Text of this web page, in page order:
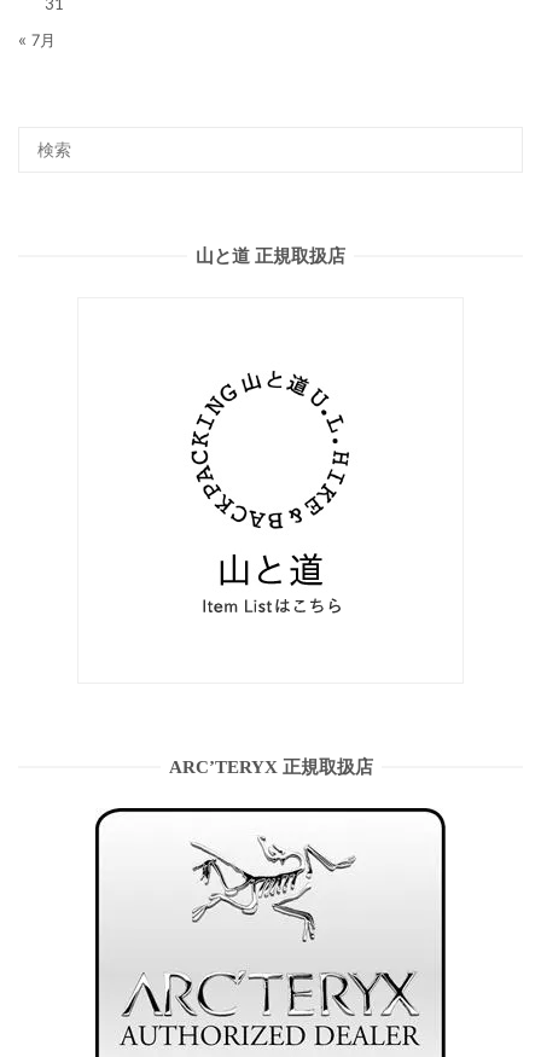
« 7月
山と道 正規取扱店
ARC’TERYX 正規取扱店